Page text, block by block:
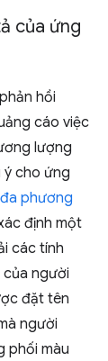
của ứng
hồi
cáo việc
lượng
cho ứng
phương
định một
các tính
người
đặt tên
người
phối màu